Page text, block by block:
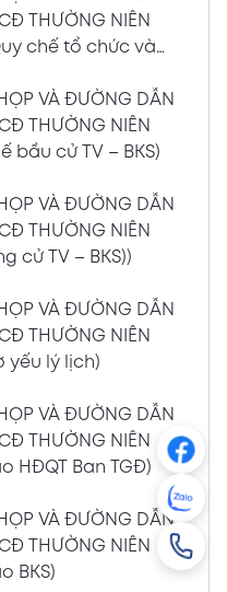
ký cuối cùng để
Trái Phiếu
NQ-HĐQT VỀ VIỆC
TY TNHH ĐẦU
HOẠT ĐỘNG CHI
002
Xem PDF
NHIỆM PTGĐ
NHIỆM PTGĐ KHỐI
Xem PDF
THƯỜNG NIÊN
chế tổ chức và
VÀ ĐƯỜNG DẪN
THƯỜNG NIÊN
bầu cử TV – BKS)
VÀ ĐƯỜNG DẪN
THƯỜNG NIÊN
cử TV – BKS))
VÀ ĐƯỜNG DẪN
THƯỜNG NIÊN
yếu lý lịch)
VÀ ĐƯỜNG DẪN
THƯỜNG NIÊN
HĐQT Ban TGĐ)
VÀ ĐƯỜNG DẪN
THƯỜNG NIÊN
BKS)